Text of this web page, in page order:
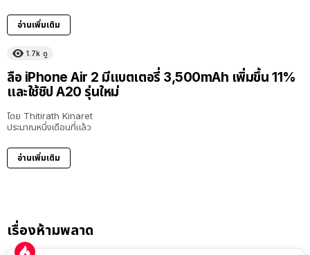
อ่านเพิ่มเติม
1.7k ดู
ลือ iPhone Air 2 มีแบตเตอรี่ 3,500mAh เพิ่มขึ้น 11%
และใช้ชิป A20 รุ่นใหม่
โดย Thitirath Kinaret
ประมาณหนึ่งเดือนที่แล้ว
อ่านเพิ่มเติม
เรื่องห้ามพลาด